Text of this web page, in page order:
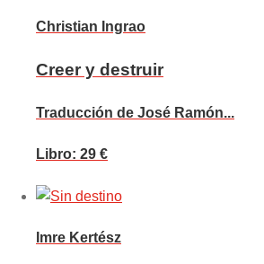
Christian Ingrao
Creer y destruir
Traducción de José Ramón...
Libro: 29 €
Imre Kertész